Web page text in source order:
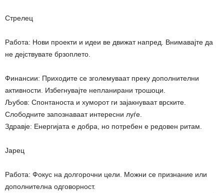
Стрелец
Работа: Нови проекти и идеи ве движат напред. Внимавајте да
не дејствувате брзоплето.
Финансии: Приходите се зголемуваат преку дополнителни
активности. Избегнувајте непланирани трошоци.
Љубов: Спонтаноста и хуморот ги зајакнуваат врските.
Слободните запознаваат интересни луѓе.
Здравје: Енергијата е добра, но потребен е редовен ритам.
Јарец
Работа: Фокус на долгорочни цели. Можни се признание или
дополнителна одговорност.